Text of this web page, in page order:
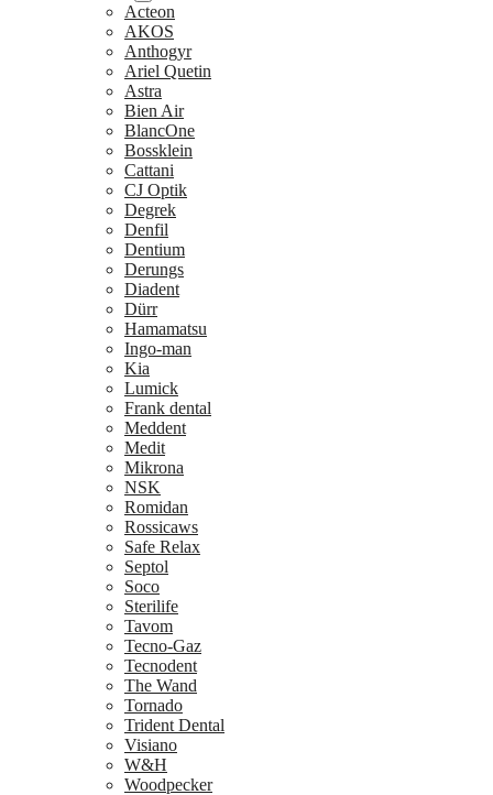
Acteon
AKOS
Anthogyr
Ariel Quetin
Astra
Bien Air
BlancOne
Bossklein
Cattani
CJ Optik
Degrek
Denfil
Dentium
Derungs
Diadent
Dürr
Hamamatsu
Ingo-man
Kia
Lumick
Frank dental
Meddent
Medit
Mikrona
NSK
Romidan
Rossicaws
Safe Relax
Septol
Soco
Sterilife
Tavom
Tecno-Gaz
Tecnodent
The Wand
Tornado
Trident Dental
Visiano
W&H
Woodpecker